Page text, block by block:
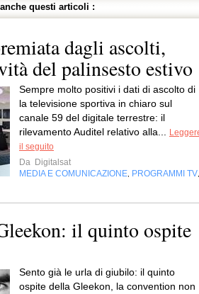
questi articoli :
dagli ascolti,
del palinsesto estivo
Sempre molto positivi i dati di ascolto di
la televisione sportiva in chiaro sul
canale 59 del digitale terrestre: il
rilevamento Auditel relativo alla...
il seguito
Da Digitalsat
MEDIA E COMUNICAZIONE PROGRAMMI TV
il quinto ospite
Sento già le urla di giubilo: il quinto
ospite della Gleekon, la convention non